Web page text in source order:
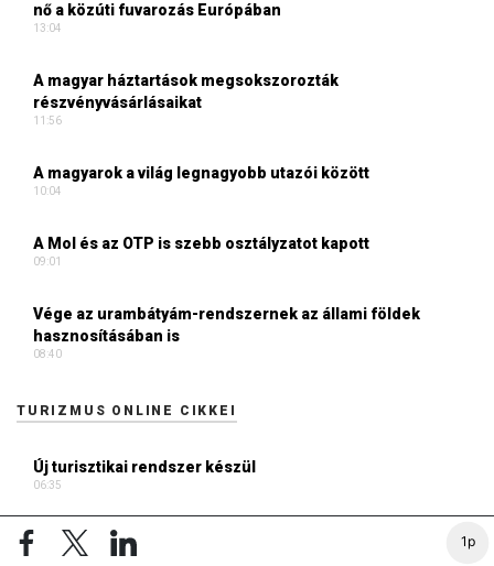
1p
nő a közúti fuvarozás Európában
13:04
A magyar háztartások megsokszorozták
részvényvásárlásaikat
11:56
A magyarok a világ legnagyobb utazói között
10:04
A Mol és az OTP is szebb osztályzatot kapott
09:01
Vége az urambátyám-rendszernek az állami földek
hasznosításában is
08:40
TURIZMUS ONLINE CIKKEI
Új turisztikai rendszer készül
06:35
Digitális élménytér a lévai várban